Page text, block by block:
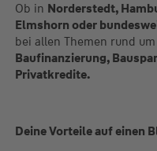
Ob in Norderstedt,
Elmshorn oder
bei allen Themen rund um
Baufinanzierung,
Privatkredite.
Deine Vorteile auf einen